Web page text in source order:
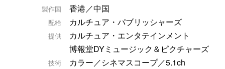
製作国 香港／中国
配給 カルチュア・パブリッシャーズ
提供
カルチュア・エンタテインメント
博報堂DYミュージック＆ピクチャーズ
技術
カラー／シネマスコープ／5.1ch